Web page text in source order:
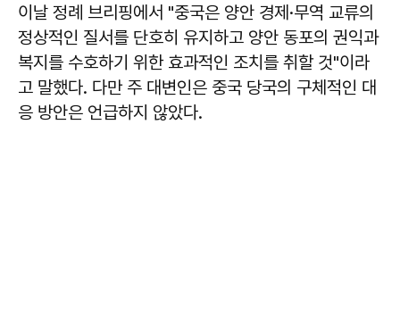
이날 정례 브리핑에서 "중국은 양안 경제·무역 교류의
정상적인 질서를 단호히 유지하고 양안 동포의 권익과
복지를 수호하기 위한 효과적인 조치를 취할 것"이라
고 말했다. 다만 주 대변인은 중국 당국의 구체적인 대
응 방안은 언급하지 않았다.